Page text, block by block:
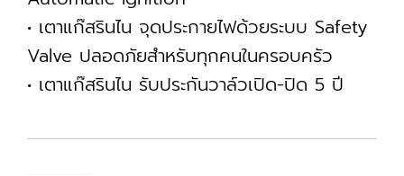
• เตาแก๊สรินไน จุดประกายไฟด้วยระบบ Safety
Valve ปลอดภัยสำหรับทุกคนในครอบครัว
• เตาแก๊สรินไน รับประกันวาล์วเปิด-ปิด 5 ปี